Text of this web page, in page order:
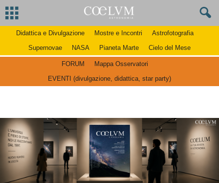
Didattica e Divulgazione Mostre e Incontri
Astrofotografia
Supernovae
NASA Pianeta Marte Cielo del Mese
FORUM
Mappa Osservatori
EVENTI (divulgazione, didattica, star party)